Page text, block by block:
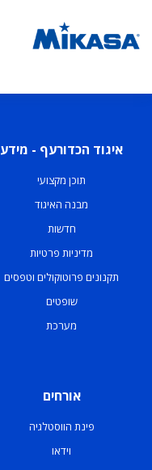
איגוד הכדורעף - מידע
תוכן מקצועי
מבנה האיגוד
חדשות
מדיניות פרטיות
תקנונים פרוטוקולים וטפסים
שופטים
מערכת
אורחים
פינת הווסטלגיה
וידאו